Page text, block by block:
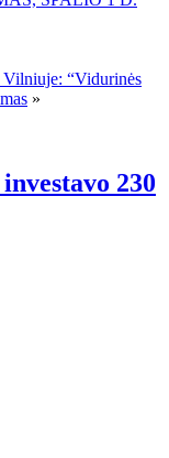
“Vidurinės
»
230